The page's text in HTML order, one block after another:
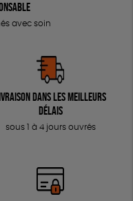
avec soin
dans les meilleurs
délais
sous 1 à 4 jours ouvrés